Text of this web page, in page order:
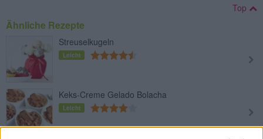
Top
Ähnliche Rezepte
Streuselkugeln
Leicht
Keks-Creme Gelado Bolacha
Leicht